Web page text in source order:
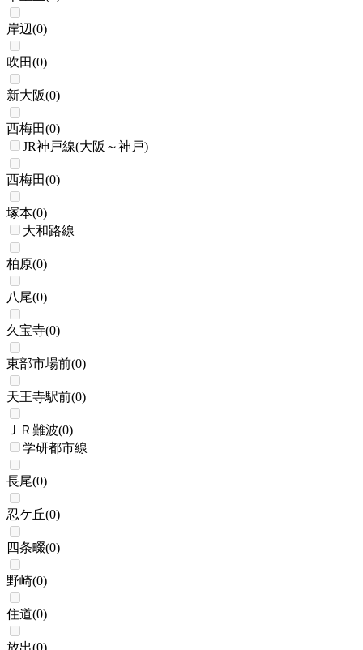
岸辺(0)
吹田(0)
新大阪(0)
西梅田(0)
JR神戸線(大阪～神戸)
西梅田(0)
塚本(0)
大和路線
柏原(0)
八尾(0)
久宝寺(0)
東部市場前(0)
天王寺駅前(0)
ＪＲ難波(0)
学研都市線
長尾(0)
忍ケ丘(0)
四条畷(0)
野崎(0)
住道(0)